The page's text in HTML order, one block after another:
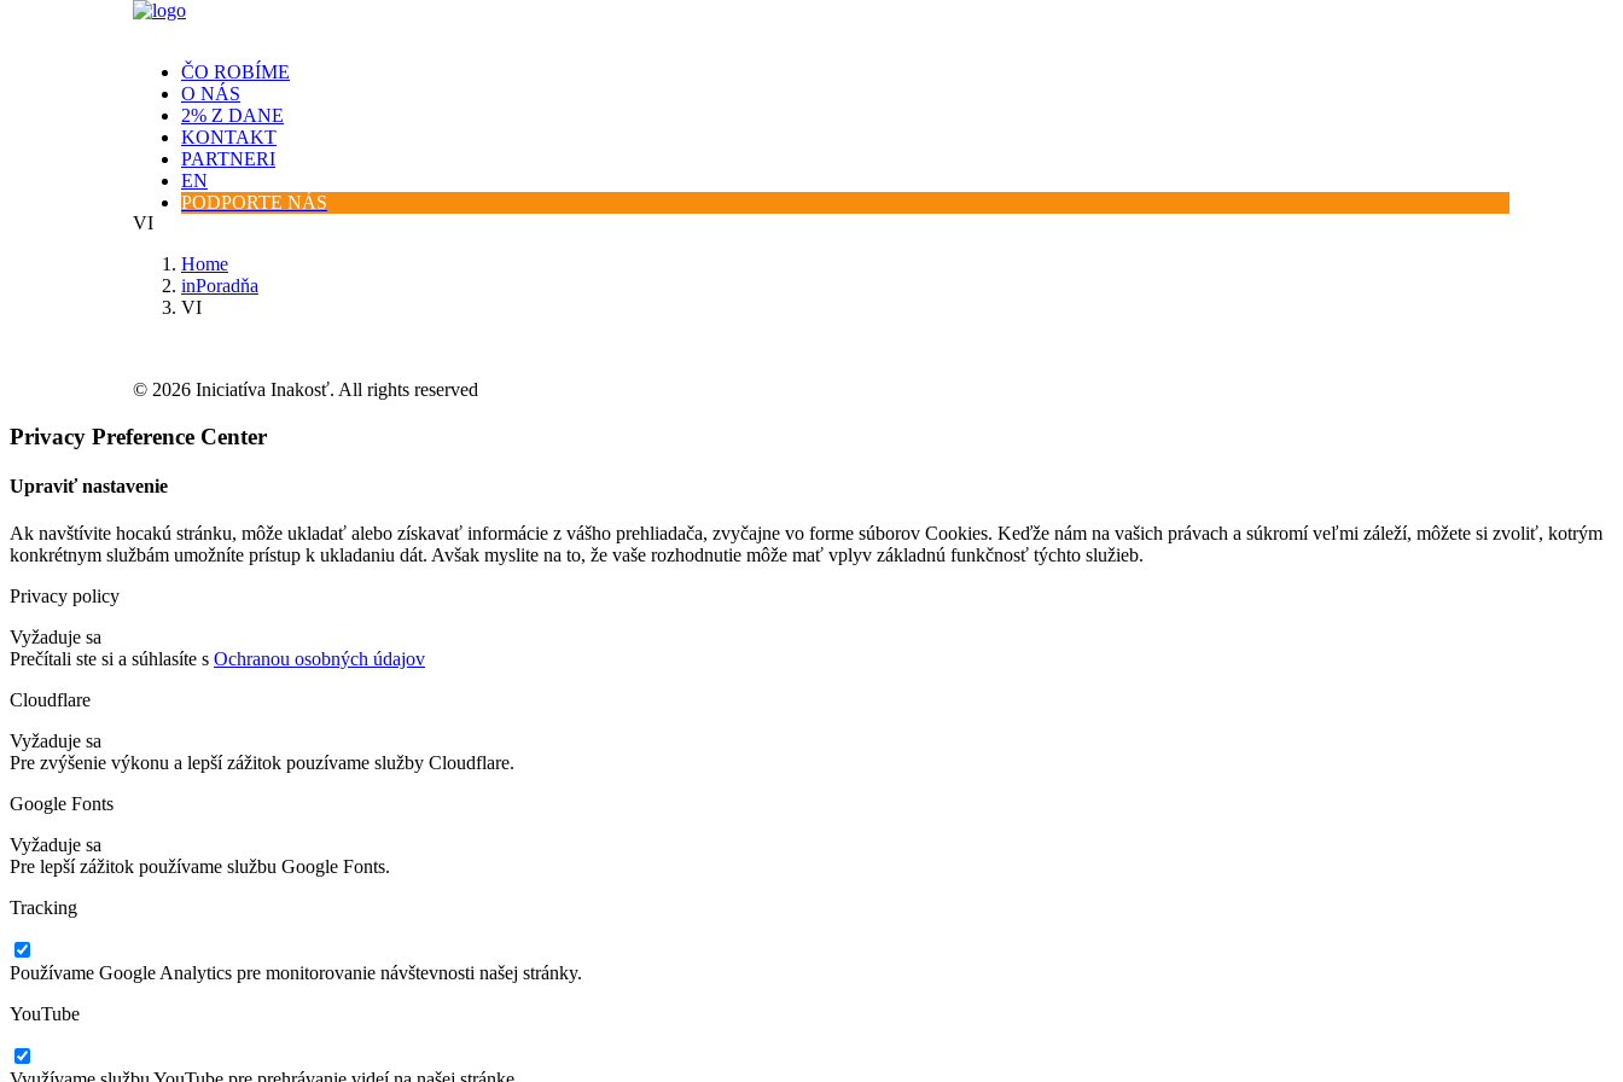
ČO ROBÍME
O NÁS
2% Z DANE
KONTAKT
PARTNERI
EN
PODPORTE NÁS
VI
Home
inPoradňa
VI
© 2026 Iniciatíva Inakosť. All rights reserved
Privacy Preference Center
Upraviť nastavenie
Ak navštívite hocakú stránku, môže ukladať alebo získavať informácie z vášho prehliadača, zvyčajne vo forme súborov Cookies. Keďže nám na vašich právach a súkromí veľmi záleží, môžete si zvoliť, kotrým
konkrétnym službám umožníte prístup k ukladaniu dát. Avšak myslite na to, že vaše rozhodnutie môže mať vplyv základnú funkčnosť týchto služieb.
Privacy policy
Vyžaduje sa
Prečítali ste si a súhlasíte s Ochranou osobných údajov
Cloudflare
Vyžaduje sa
Pre zvýšenie výkonu a lepší zážitok pouzívame služby Cloudflare.
Google Fonts
Vyžaduje sa
Pre lepší zážitok používame službu Google Fonts.
Tracking
Používame Google Analytics pre monitorovanie návštevnosti našej stránky.
YouTube